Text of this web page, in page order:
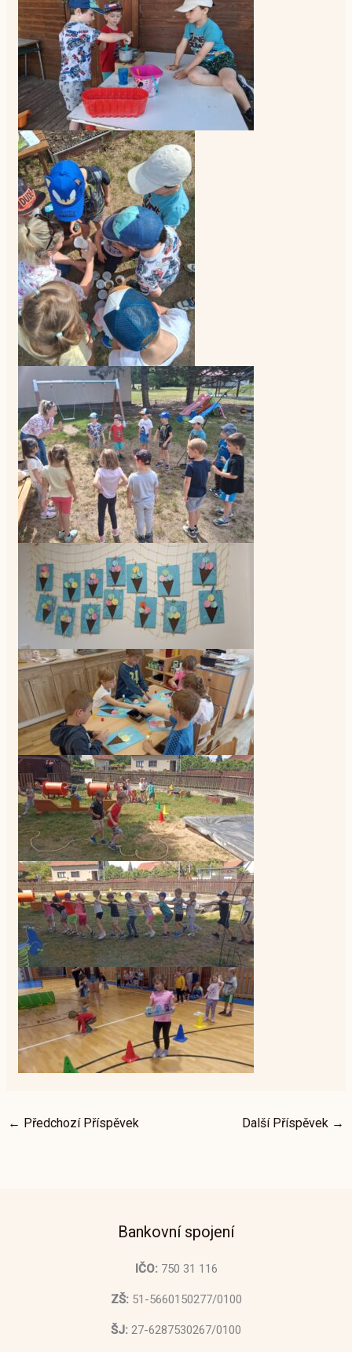
← Předchozí Příspěvek Další Příspěvek →
Bankovní spojení
IČO:750 31 116
ZŠ:51-5660150277/0100
ŠJ: 27-6287530267/0100